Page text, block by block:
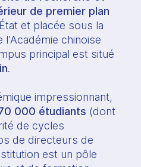
de premier plan
et placée sous la
chinoise
principal est situé
.
impressionnant,
000 étudiants (dont
de cycles
de directeurs de
est un pôle